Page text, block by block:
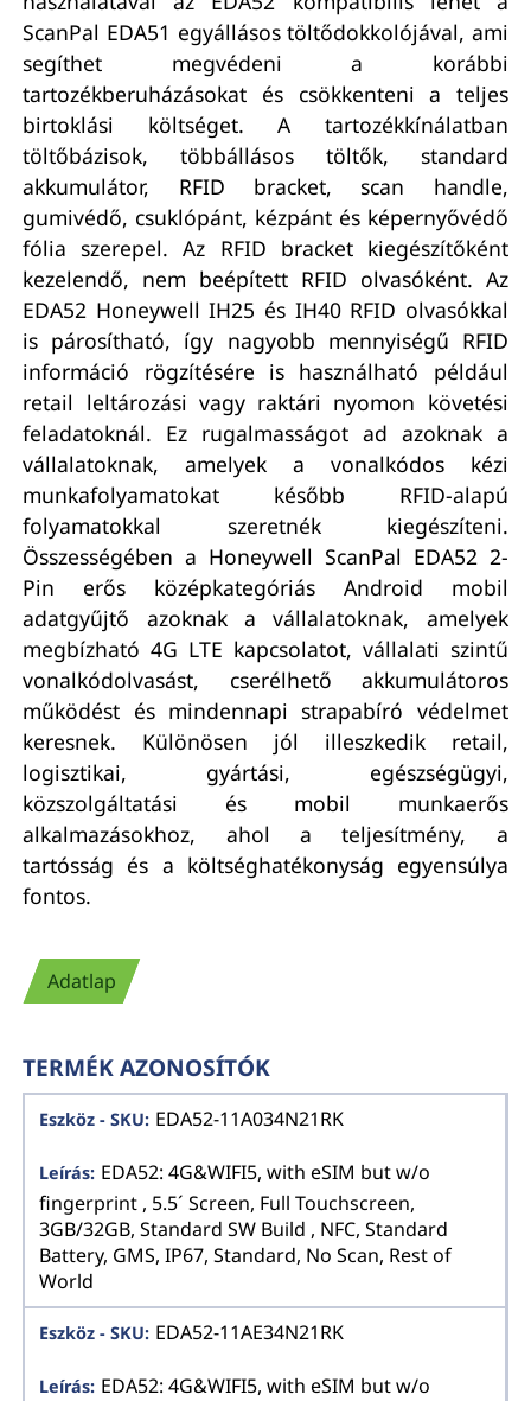
ScanPal EDA51 egyállásos töltődokkolójával, ami
segíthet megvédeni a korábbi
tartozékberuházásokat és csökkenteni a teljes
birtoklási költséget. A tartozékkínálatban
töltőbázisok, többállásos töltők, standard
akkumulátor, RFID bracket, scan handle,
gumivédő, csuklópánt, kézpánt és képernyővédő
fólia szerepel. Az RFID bracket kiegészítőként
kezelendő, nem beépített RFID olvasóként. Az
EDA52 Honeywell IH25 és IH40 RFID olvasókkal
is párosítható, így nagyobb mennyiségű RFID
információ rögzítésére is használható például
retail leltározási vagy raktári nyomon követési
feladatoknál. Ez rugalmasságot ad azoknak a
vállalatoknak, amelyek a vonalkódos kézi
munkafolyamatokat később RFID-alapú
folyamatokkal szeretnék kiegészíteni.
Összességében a Honeywell ScanPal EDA52 2-
Pin erős középkategóriás Android mobil
adatgyűjtő azoknak a vállalatoknak, amelyek
megbízható 4G LTE kapcsolatot, vállalati szintű
vonalkódolvasást, cserélhető akkumulátoros
működést és mindennapi strapabíró védelmet
keresnek. Különösen jól illeszkedik retail,
logisztikai, gyártási, egészségügyi,
közszolgáltatási és mobil munkaerős
alkalmazásokhoz, ahol a teljesítmény, a
tartósság és a költséghatékonyság egyensúlya
fontos.
Adatlap
TERMÉK AZONOSÍTÓK
EDA52-11A034N21RK
EDA52: 4G&WIFI5, with eSIM but w/o
fingerprint , 5.5´ Screen, Full Touchscreen,
3GB/32GB, Standard SW Build , NFC, Standard
Battery, GMS, IP67, Standard, No Scan, Rest of
World
EDA52-11AE34N21RK
EDA52: 4G&WIFI5, with eSIM but w/o